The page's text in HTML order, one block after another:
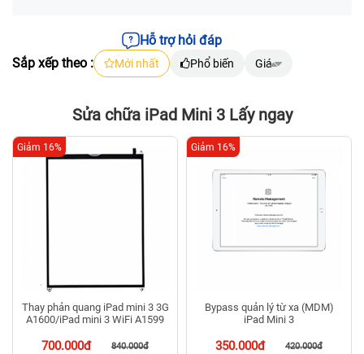
Hỗ trợ hỏi đáp
Sắp xếp theo :
Mới nhất Phổ biến Giá
Sửa chữa iPad Mini 3 Lấy ngay
Thay phản quang iPad mini 3 3G
A1600/iPad mini 3 WiFi A1599
700.000đ 840.000đ
Giảm 16%
Bypass quản lý từ xa (MDM)
iPad Mini 3
350.000đ 420.000đ
Giảm 16%